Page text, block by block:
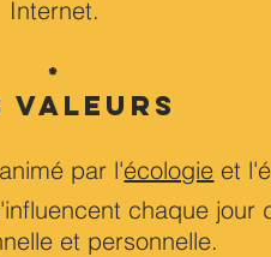
Internet.
*
VALEURS
par l'écologie et
chaque jour
et personnelle.